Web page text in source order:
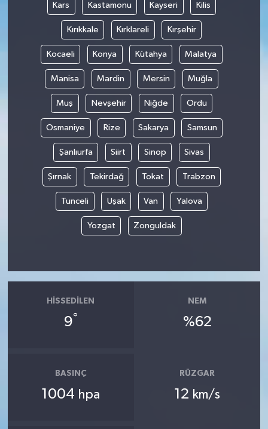
Kars Kastamonu Kayseri Kilis
Kırıkkale Kırklareli Kırşehir
Kocaeli Konya Kütahya Malatya
Manisa Mardin Mersin Muğla
Muş Nevşehir Niğde Ordu
Osmaniye Rize Sakarya Samsun
Şanlıurfa Siirt Sinop Sivas
Şırnak Tekirdağ Tokat Trabzon
Tunceli Uşak Van Yalova
Yozgat Zonguldak
HISSEDILEN
9°
NEM
%62
BASINÇ
1004 hpa
RÜZGAR
12 km/s